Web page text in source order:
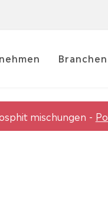
Branchen
mischungen